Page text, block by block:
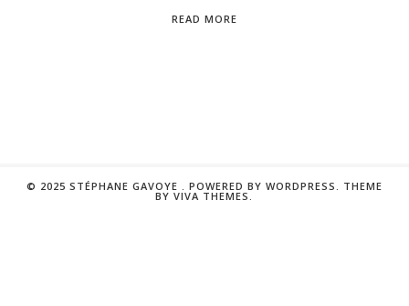
READ MORE
© 2025 STÉPHANE GAVOYE . POWERED BY WORDPRESS. THEME
BYVIVA THEMES .